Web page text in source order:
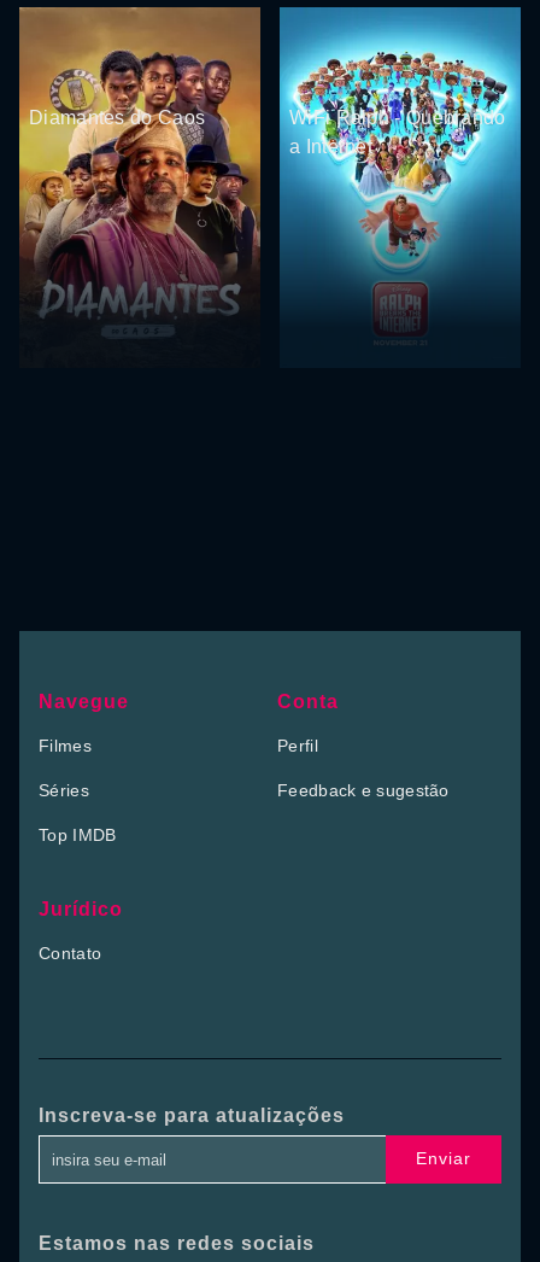
Diamantes do Caos
WiFi Ralph - Quebrando
a Internet
Navegue
Filmes
Séries
Top IMDB
Conta
Perfil
Feedback e sugestão
Jurídico
Contato
Inscreva-se para atualizações
Enviar
Estamos nas redes sociais